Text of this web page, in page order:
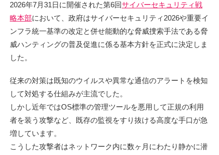
2026年7月31日に開催された第6回サイバーセキュリティ戦
略本部において、政府はサイバーセキュリティ2026や重要イ
ンフラ統一基準の改定と併せ能動的な脅威捜索手法である脅
威ハンティングの普及促進に係る基本方針を正式に決定しま
した。
従来の対策は既知のウイルスや異常な通信のアラートを検知
して対処する仕組みが主流でした。
しかし近年ではOS標準の管理ツールを悪用して正規の利用
者を装う攻撃など、既存の監視をすり抜ける高度な手口が急
増しています。
こうした攻撃者はネットワーク内に数ヶ月にわたり静かに潜